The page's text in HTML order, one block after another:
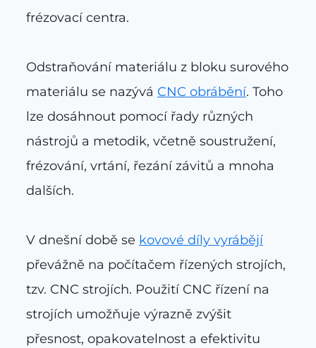
frézovací centra.
Odstraňování materiálu z bloku surového
materiálu se nazývá CNC obrábění. Toho
lze dosáhnout pomocí řady různých
nástrojů a metodik, včetně soustružení,
frézování, vrtání, řezání závitů a mnoha
dalších.
V dnešní době se kovové díly vyrábějí
převážně na počítačem řízených strojích,
tzv. CNC strojích. Použití CNC řízení na
strojích umožňuje výrazně zvýšit
přesnost, opakovatelnost a efektivitu